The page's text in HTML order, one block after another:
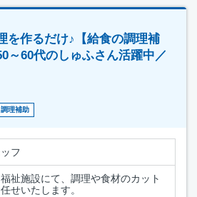
を作るだけ♪【給食の調理補
～60代のしゅふさん活躍中／
理補助
フ
祉施設にて、調理や食材のカット
せいたします。